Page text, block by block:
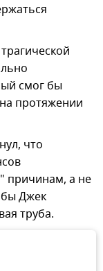
смог бы
протяжении
что
причинам, а не
бы Джек
труба.